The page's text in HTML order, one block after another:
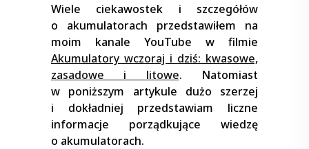
Wiele ciekawostek i szczegółów
o akumulatorach przedstawiłem na
moim kanale YouTube w filmie
Akumulatory wczoraj i dziś: kwasowe,
zasadowe i litowe. Natomiast
w poniższym artykule dużo szerzej
i dokładniej przedstawiam liczne
informacje porządkujące wiedzę
o akumulatorach.